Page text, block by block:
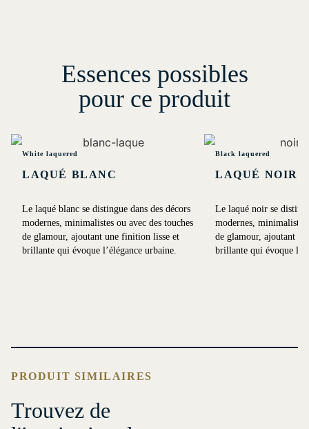
Essences possibles
pour ce produit
White laquered
LAQUÉ BLANC
Le laqué blanc se distingue dans des décors
modernes, minimalistes ou avec des touches
de glamour, ajoutant une finition lisse et
brillante qui évoque l’élégance urbaine.
Black laquered
LAQUÉ NOIR
Le laqué noir se
modernes, minimalistes
de glamour, ajoutant
brillante qui évoque
PRODUIT SIMILAIRES
Trouvez de